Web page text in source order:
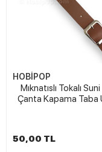
HOBİPOP
Mıknatıslı Tokalı
Çanta Kapama Taba
50,00 TL